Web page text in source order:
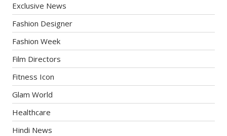
Exclusive News
Fashion Designer
Fashion Week
Film Directors
Fitness Icon
Glam World
Healthcare
Hindi News